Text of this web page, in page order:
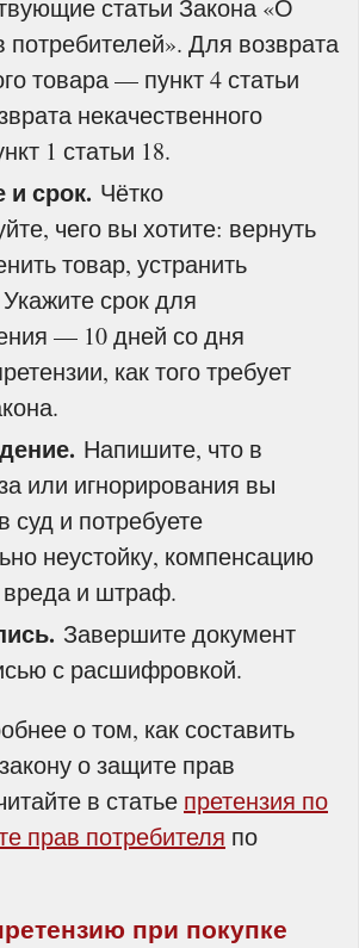
статьи Закона «О
потребителей». Для возврата
товара — пункт 4 статьи
некачественного
1 статьи 18.
и срок. Чётко
чего вы хотите: вернуть
товар, устранить
срок для
— 10 дней со дня
как того требует
Напишите, что в
или игнорирования вы
суд и потребуете
неустойку, компенсацию
и штраф.
Завершите документ
с расшифровкой.
о том, как составить
о защите прав
в статье претензия по
прав потребителя по
при покупке